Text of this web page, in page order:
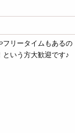
フリータイムもあるの
いう方大歓迎です♪